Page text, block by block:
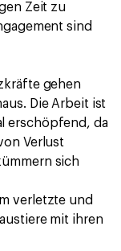
Zeit zu
sind
gehen
Die Arbeit ist
erschöpfend, da
Verlust
sich
verletzte und
mit ihren